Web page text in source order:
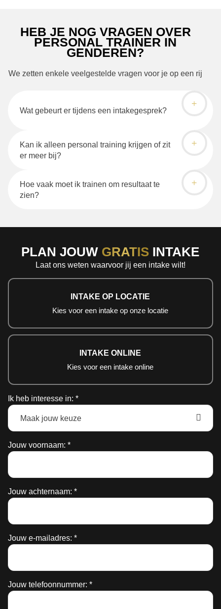
HEB JE NOG VRAGEN OVER
PERSONAL TRAINER IN
GENDEREN?
We zetten enkele veelgestelde vragen voor je op een rij
Wat gebeurt er tijdens een intakegesprek?
Kan ik alleen personal training krijgen of zit
er meer bij?
Hoe vaak moet ik trainen om resultaat te
zien?
PLAN JOUW GRATIS INTAKE
Laat ons weten waarvoor jij een intake wilt!
INTAKE OP LOCATIE
Kies voor een intake op onze locatie
INTAKE ONLINE
Kies voor een intake online
Ik heb interesse in: *
Jouw voornaam: *
Jouw achternaam: *
Jouw e-mailadres: *
Jouw telefoonnummer: *